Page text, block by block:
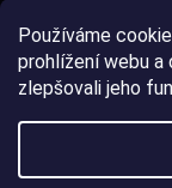
Používáme
prohlížení webu a
zlepšovali jeho